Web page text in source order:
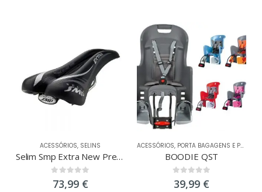
ACESSÓRIOS, SELINS
Selim Smp Extra New Preto
0out of 5
73,99 €
ACESSÓRIOS, PORTA BAGAGENS E PORTA BÉBÉS
BOODIE QST
0out of 5
39,99 €